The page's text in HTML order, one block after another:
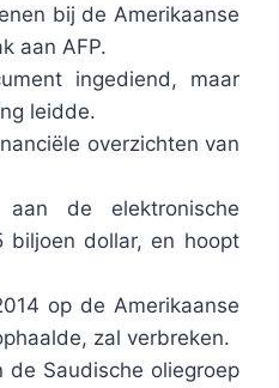
bij de Amerikaanse
aan AFP.
ingediend, maar
leidde.
overzichten van
de elektronische
biljoen dollar, en hoopt
op de Amerikaanse
zal verbreken.
Saudische oliegroep